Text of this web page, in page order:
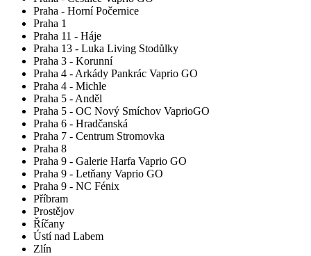
Praha - Horní Počernice
Praha 1
Praha 11 - Háje
Praha 13 - Luka Living Stodůlky
Praha 3 - Korunní
Praha 4 - Arkády Pankrác Vaprio GO
Praha 4 - Michle
Praha 5 - Anděl
Praha 5 - OC Nový Smíchov VaprioGO
Praha 6 - Hradčanská
Praha 7 - Centrum Stromovka
Praha 8
Praha 9 - Galerie Harfa Vaprio GO
Praha 9 - Letňany Vaprio GO
Praha 9 - NC Fénix
Příbram
Prostějov
Říčany
Ústí nad Labem
Zlín